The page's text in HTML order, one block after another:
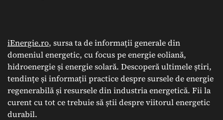
iEnergie.ro, sursa ta de informații generale din
domeniul energetic, cu focus pe energie eoliană,
hidroenergie și energie solară. Descoperă ultimele știri,
tendințe și informații practice despre sursele de energie
regenerabilă și resursele din industria energetică. Fii la
curent cu tot ce trebuie să știi despre viitorul energetic
durabil.